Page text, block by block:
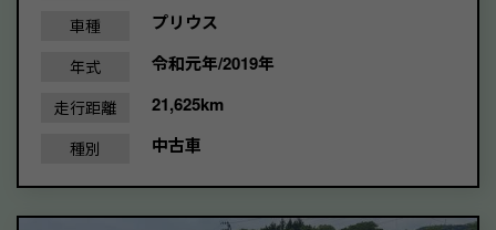
車種 プリウス
年式 令和元年/2019年
走行距離 21,625km
種別 中古車